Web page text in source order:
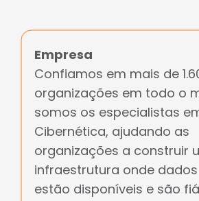
Empresa
Confiamos em mais de
organizações em todo o
somos os especialistas
Cibernética, ajudando as
organizações a construir
infraestrutura onde
estão disponíveis e são